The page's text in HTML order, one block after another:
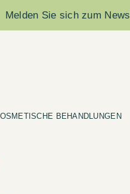
Melden Sie sich zum
BEHANDLUNGEN